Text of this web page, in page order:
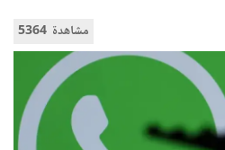
5364 مشاهدة